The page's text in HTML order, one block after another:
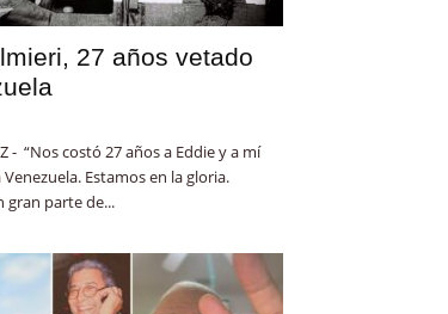
27 años vetado
- “Nos costó 27 años a Eddie y a mí
Estamos en la gloria.
gran parte de...